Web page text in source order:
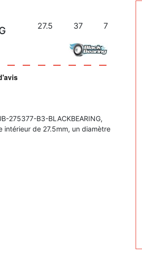
27.5 37 7
275377-B3-BLACKBEARING,
intérieur de 27.5mm, un diamètre